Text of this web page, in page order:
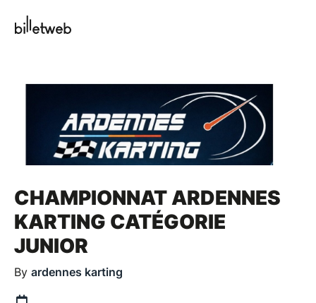
CHAMPIONNAT ARDENNES
KARTING CATÉGORIE
JUNIOR
By ardennes karting